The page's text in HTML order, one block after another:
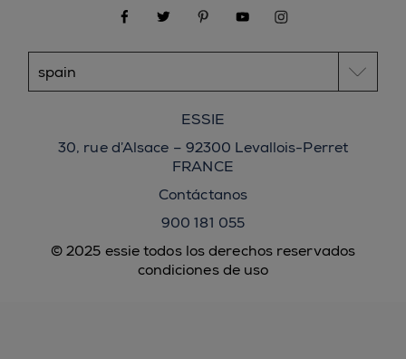
© 2025 essie todos los derechos reservados
condiciones de uso
facebooktwitter pinterestyoutubeinstagram
ESSIE
30, rue d’Alsace – 92300 Levallois-Perret
FRANCE
Contáctanos
900 181 055